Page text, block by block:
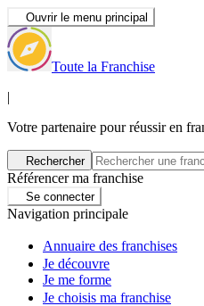
Ouvrir le menu principal
Toute la Franchise
|
Votre partenaire pour réussir en
Rechercher
Référencer ma franchise
Se connecter
Navigation principale
Annuaire des franchises
Je découvre
Je me forme
Je choisis ma franchise